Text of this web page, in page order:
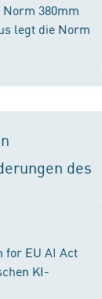
380mm
legt die Norm
des
for EU AI Act
KI-